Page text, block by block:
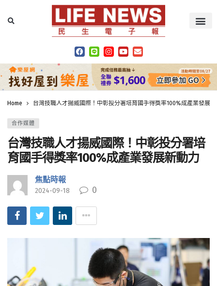
Home 台灣技職人才揚威國際！中彰投分署培育國手得獎率100%成產業發展
合作媒體
台灣技職人才揚威國際！中彰投分署培
育國手得獎率100%成產業發展新動力
焦點時報
2024-09-18 0